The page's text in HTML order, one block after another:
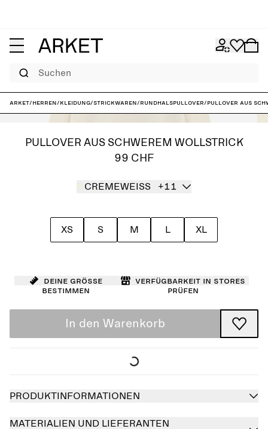
Suchen
ARKET/Herren/Kleidung/Strickwaren/Rundhalspullover/Pullover aus
PULLOVER AUS SCHWEREM WOLLSTRICK
99 CHF
CREMEWEISS +11
XS S M L XL
Deine Größe
bestimmen
Verfügbarkeit in Stores
prüfen
In den Warenkorb
PRODUKTINFORMATIONEN
MATERIALIEN UND LIEFERANTEN